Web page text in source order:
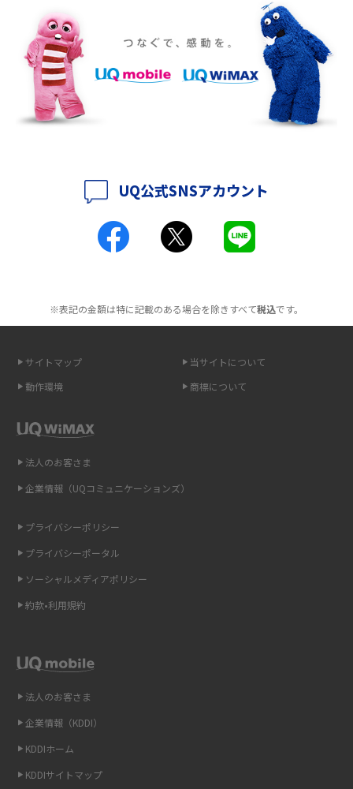
ポケット型Wi-Fiをレンタルするメリットとは？選び方や向いている方の特
徴も紹介
持ち運びできるポケット型Wi-Fiのおススメの選び方は？メリット・デメリ
ットも紹介
ポケット型Wi-Fiとは？通信の仕組みやメリット・デメリットを解説
工事不要！置くだけWi-Fiの特徴は？メリット・デメリットや選び方を解説
無制限で利用できるポケット型Wi-Fiは？選び方や通信費を抑える方法も紹
ポケット型Wi-Fi（モバイルWi-Fi）とは？おススメする方の特徴や選び方を
即日受け取りできるポケット型Wi-Fiはある？すぐに使うための方法や注意
ONU（光回線終端装置）とは？モデム・ルーター・ホームゲートウェイと
ギガバイト（GB）とは？1GBの目安やギガが足りない時の対処法を紹介
Wi-Fi 6とは？Wi-Fi 5との違いやメリットと注意点、規格の種類も解説
Wi-Fiを自宅に設置する方法は？必要なことやポイントも紹介
光ファイバーとは？仕組みやメリット・デメリットを初心者向けにわかり
やすく解説
を解説
UQ公式SNSアカウント
※表記の金額は特に記載のある場合を除きすべて税込です。
サイトマップ
当サイトについて
動作環境
商標について
法人のお客さま
企業情報（KDDI）
KDDIホーム
KDDIサイトマップ
法人のお客さま
企業情報（UQコミュニケーションズ）
プライバシーポリシー
プライバシーポータル
ソーシャルメディアポリシー
約款•利用規約